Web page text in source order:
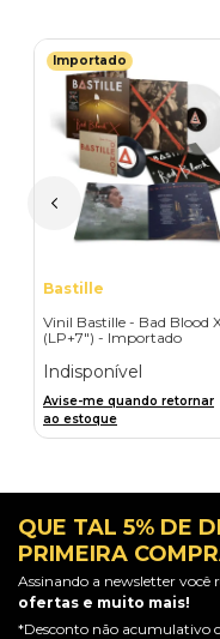
Importado
Bastille
Vinil Bastille - Bad Blood
(LP+7") - Importado
Indisponível
Avise-me quando retornar
ao estoque
QUE TAL 5% DE
PRIMEIRA
Assinando a newsletter você
ofertas e muito mais!
*Desconto não acumulativo